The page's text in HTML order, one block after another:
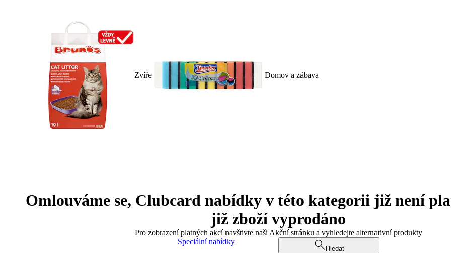
Zvíře Domov a zábava
Omlouváme se, Clubcard nabídky v této kategorii již není
již zboží vyprodáno
Pro zobrazení platných akcí navštivte naši Akční stránku a vyhledejte alternativní produkty
Speciální nabídky
Hledat